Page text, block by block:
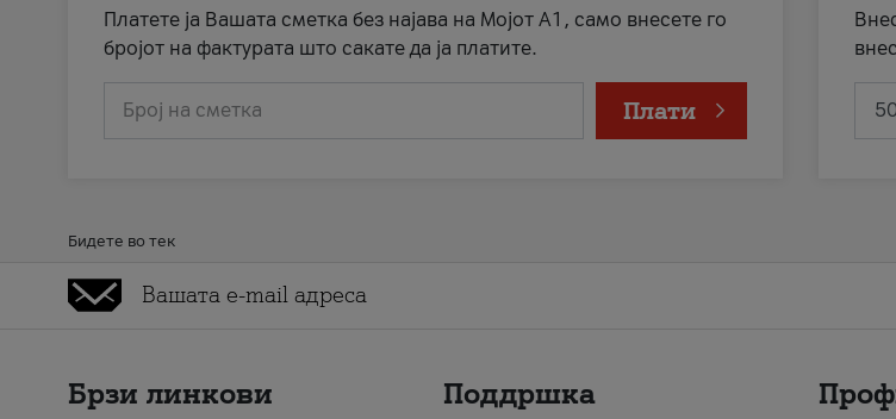
Платете ја Вашата сметка без најава на Мојот А1, само внесете го
бројот на фактурата што сакате да ја платите.
Број на сметка Плати
Бидете во тек
Брзи линкови Поддршка